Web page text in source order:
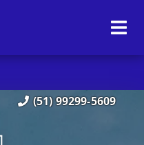
(51) 99299-5609